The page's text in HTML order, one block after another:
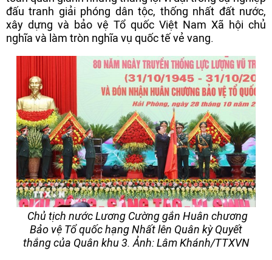
đấu tranh giải phóng dân tộc, thống nhất đất nước,
xây dựng và bảo vệ Tổ quốc Việt Nam Xã hội chủ
nghĩa và làm tròn nghĩa vụ quốc tế vẻ vang.
Chủ tịch nước Lương Cường gắn Huân chương
Bảo vệ Tổ quốc hạng Nhất lên Quân kỳ Quyết
thắng của Quân khu 3. Ảnh: Lâm Khánh/TTXVN